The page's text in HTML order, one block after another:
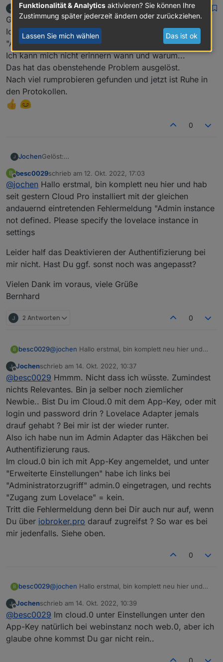
Offline
Jochenschrieb am12. Okt. 2022, 15:35
zuletzt editiert von
Gelöst:
Ich hatte das Häkchen im Admin.0 bei
"Authentifizierung" gesetzt.
Ich kann mich nicht erinnern wann und warum...
Das hat das obenstehende Problem ausgelöst.
Nach viel rumprobieren gefunden und jetzt ist Ruhe in
den Protokollen.
0
JochenGelöst:
"Authentifizierung" gesetzt.
Ich kann mich nicht erinnern wann und warum...
Das hat das obenstehende Problem ausgelöst.
Nach viel rumprobieren gefunden und jetzt ist Ruhe in
den Protokollen.
B
Offline
besc0029schrieb am 12. Okt. 2022, 17:03
zuletzt editiert von
@jochen Hallo erstmal, bin komplett neu hier und hab
seit gestern Cloud Pro installiert mit der gleichen
andauernd eintretenden Fehlermeldung "Admin instance
not defined. Please specify the lovelace instance in
settings
Leider half das Deaktivieren der Authentifizierung bei
mir nicht. Hast Du ggf. sonst noch was angepasst?
Vielen Dank im voraus, viele Grüße
Bernhard
2 Antworten 0
B besc0029@jochen Hallo erstmal, bin komplett neu hier und
gleichen andauernd eintretenden Fehlermeldung
"Admin instance not defined. Please specify the
lovelace instance in settings
Leider half das Deaktivieren der Authentifizierung
bei mir nicht. Hast Du ggf. sonst noch was
angepasst?
Vielen Dank im voraus, viele Grüße
Bernhard
Offline
Jochenschrieb am 14. Okt. 2022, 10:37
zuletzt editiert von
@besc0029 Hmmm. Nicht dass ich wüsste. Zumindest
nichts Relevantes. Bin ja selber noch ziemlicher
Newbie.. Bist Du im Cloud.0 mit dem App-Key, oder mit
login und password drin ? Lovelace Adapter jemals
drauf gehabt ? Bei mir ist der wieder runter.
Also ich habe nun im Admin Adapter das Häkchen bei
Authentifizierung raus.
Im cloud.0 bin ich mit App-Key angemeldet, und unter
"Erweiterte Einstellungen" habe ich links bei
"Administratorzugriff" admin.0 eingetragen, und rechts
"Zugang zum Lovelace" = kein.
Tritt die Fehlermeldung denn bei Dir auch nur auf, wenn
Du über iobroker.pro darauf zugreifst ? So war es bei
mir jedenfalls. Siehe oben.
0
B besc0029@jochen Hallo erstmal, bin komplett neu hier und
gleichen andauernd eintretenden Fehlermeldung
"Admin instance not defined. Please specify the
lovelace instance in settings
Leider half das Deaktivieren der Authentifizierung
bei mir nicht. Hast Du ggf. sonst noch was
angepasst?
Vielen Dank im voraus, viele Grüße
Bernhard
Offline
Jochenschrieb am 14. Okt. 2022, 10:39
zuletzt editiert von
@besc0029 Im cloud.0 unter Einstellungen unter den
App-Key natürlich bei webinstanz noch web.0, aber ich
glaube ohne kommst Du gar nicht rein..
0
Funktionalität & Analytics aktivieren? Sie können Ihre
Zustimmung später jederzeit ändern oder zurückziehen.
Lassen Sie mich wählen Das ist ok